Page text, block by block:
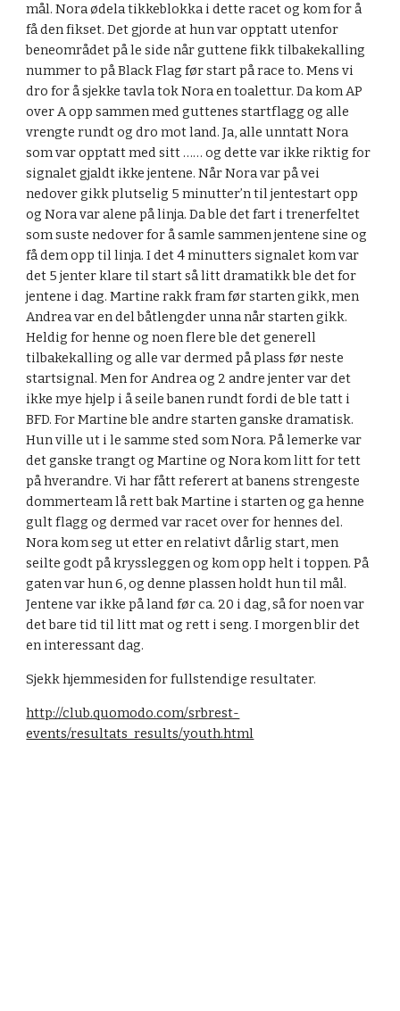
mål. Nora ødela tikkeblokka i dette racet og kom for å
få den fikset. Det gjorde at hun var opptatt utenfor
beneområdet på le side når guttene fikk tilbakekalling
nummer to på Black Flag før start på race to. Mens vi
dro for å sjekke tavla tok Nora en toalettur. Da kom AP
over A opp sammen med guttenes startflagg og alle
vrengte rundt og dro mot land. Ja, alle unntatt Nora
som var opptatt med sitt …… og dette var ikke riktig for
signalet gjaldt ikke jentene. Når Nora var på vei
nedover gikk plutselig 5 minutter’n til jentestart opp
og Nora var alene på linja. Da ble det fart i trenerfeltet
som suste nedover for å samle sammen jentene sine og
få dem opp til linja. I det 4 minutters signalet kom var
det 5 jenter klare til start så litt dramatikk ble det for
jentene i dag. Martine rakk fram før starten gikk, men
Andrea var en del båtlengder unna når starten gikk.
Heldig for henne og noen flere ble det generell
tilbakekalling og alle var dermed på plass før neste
startsignal. Men for Andrea og 2 andre jenter var det
ikke mye hjelp i å seile banen rundt fordi de ble tatt i
BFD. For Martine ble andre starten ganske dramatisk.
Hun ville ut i le samme sted som Nora. På lemerke var
det ganske trangt og Martine og Nora kom litt for tett
på hverandre. Vi har fått referert at banens strengeste
dommerteam lå rett bak Martine i starten og ga henne
gult flagg og dermed var racet over for hennes del.
Nora kom seg ut etter en relativt dårlig start, men
seilte godt på kryssleggen og kom opp helt i toppen. På
gaten var hun 6, og denne plassen holdt hun til mål.
Jentene var ikke på land før ca. 20 i dag, så for noen var
det bare tid til litt mat og rett i seng. I morgen blir det
en interessant dag.
Sjekk hjemmesiden for fullstendige resultater.
http://club.quomodo.com/srbrest-
events/resultats_results/youth.html